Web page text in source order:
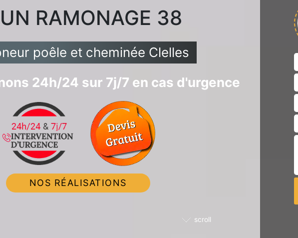
scroll
RAMONAGE 38
poêle et cheminée Clelles
24h/24 sur 7j/7 en cas d'urgence
NOS RÉALISATIONS